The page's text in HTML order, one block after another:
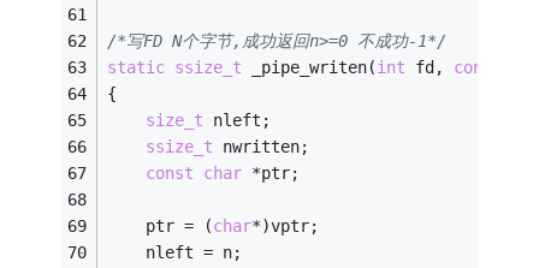
/*写FD N个字节,成功返回n>=0 不成功-1*/
static ssize_t _pipe_writen(int fd, const
{
size_t nleft;
ssize_t nwritten;
const
char *ptr;
	ptr = (
char*)vptr;
	nleft = n;